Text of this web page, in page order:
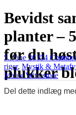
Bevidst
planter –
før du
plukker
5. June 20154
riger, Mystik &
Malue Wittusrose
Del dette indlæg